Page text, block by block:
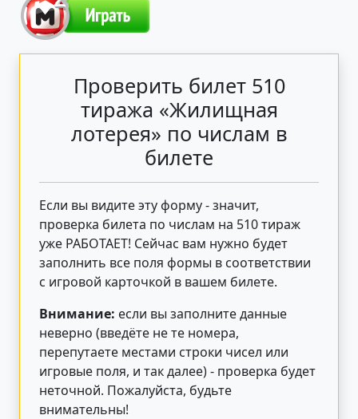
Проверить билет 510
тиража «Жилищная
лотерея» по числам в
билете
Если вы видите эту форму - значит,
проверка билета по числам на 510 тираж
уже РАБОТАЕТ! Сейчас вам нужно будет
заполнить все поля формы в соответствии
с игровой карточкой в вашем билете.
Внимание: если вы заполните данные
неверно (введёте не те номера,
перепутаете местами строки чисел или
игровые поля, и так далее) - проверка будет
неточной. Пожалуйста, будьте
внимательны!